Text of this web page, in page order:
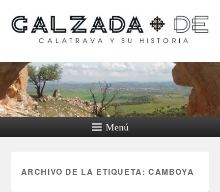
Calzada de Calatrava y
su historia
Menú
ARCHIVO DE LA ETIQUETA: CAMBOYA